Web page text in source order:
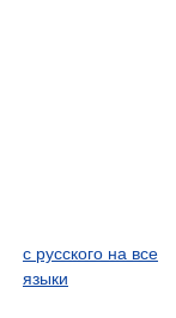
с русского на все
языки